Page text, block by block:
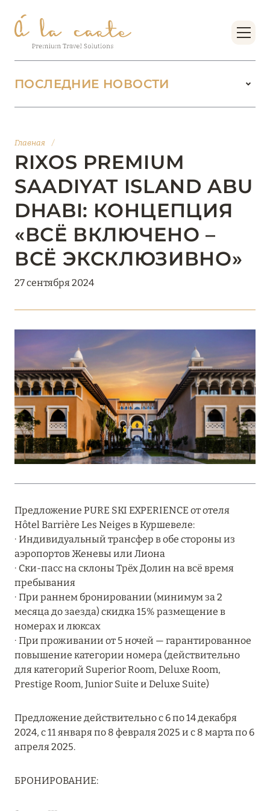
Главная /
RIXOS PREMIUM
SAADIYAT ISLAND ABU
DHABI: КОНЦЕПЦИЯ
«ВСЁ ВКЛЮЧЕНО –
ВСЁ ЭКСКЛЮЗИВНО»
27 сентября 2024
ПОСЛЕДНИЕ НОВОСТИ
БУТИК-КУРОРТЫ МАЛЬДИВСКИХ ОСТРОВОВ
Подробнее
01 июня 2026
JUMEIRAH OLHAHALI ISLAND MALDIVES: ВАШ
ОАЗИС ТЕПЛА И ИЗЫСКАННОСТИ
THE ST. REGIS MALDIVES VOMMULI:
МАНИФЕСТ ЭСТЕТИКИ В САМОМ СЕРДЦЕ
ОКЕАНА
Подробнее
27 апреля 2026
ПОЛНАЯ ПЕРЕЗАГРУЗКА: JUMEIRAH BALI,
ПРЯМОЙ ПЕРЕЛЁТ
20 марта 2026
MARCH GRAND ESCAPE: ПРЕДЛОЖЕНИЕ ОТ Á
LA CARTE PREMIUM ПО ОТЕЛЮ WALDORF
ASTORIA MALDIVES ITHAAFUSHI, МАЛЬДИВЫ
Подробнее
12 ноября 2025
MANDARIN ORIENTAL JUMEIRA — SUITE
NOVEMBER
13 мая 2025
DUBAI AT JUMEIRAH BEACH ПО ЛУЧШИМ
Предложение PURE SKI EXPERIENCE от отеля
Hôtel Barrière Les Neiges в Куршевеле:
∙ Индивидуальный трансфер в обе стороны из
аэропортов Женевы или Лиона
∙ Ски-пасс на склоны Трёх Долин на всё время
пребывания
∙ При раннем бронировании (минимум за 2
месяца до заезда) скидка 15% размещение в
номерах и люксах
∙ При проживании от 5 ночей — гарантированное
повышение категории номера (действительно
для категорий Superior Room, Deluxe Room,
Prestige Room, Junior Suite и Deluxe Suite)
Предложение действительно с 6 по 14 декабря
2024, с 11 января по 8 февраля 2025 и с 8 марта по 6
апреля 2025.
БРОНИРОВАНИЕ: